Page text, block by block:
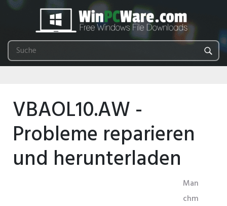
VBAOL10.AW -
Probleme reparieren
und herunterladen
Man
chm